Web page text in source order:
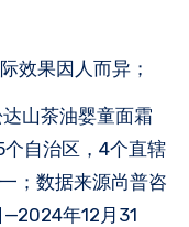
效果因人而异；
山茶油婴童面霜
自治区，4个直辖
；数据来源尚普咨
年12月31